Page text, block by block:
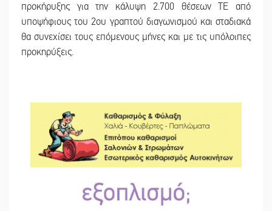
προκήρυξης για την κάλυψη 2.700 θέσεων ΤΕ από
υποψήφιους του 2ου γραπτού διαγωνισμού και σταδιακά
θα συνεχίσει τους επόμενους μήνες και με τις υπόλοιπες
προκηρύξεις.